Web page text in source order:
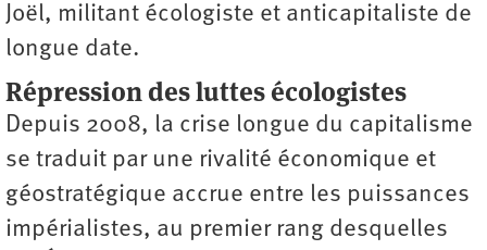
Joël, militant écologiste et anticapitaliste de
longue date.
Répression des luttes écologistes
Depuis 2008, la crise longue du capitalisme
se traduit par une rivalité économique et
géostratégique accrue entre les puissances
impérialistes, au premier rang desquelles